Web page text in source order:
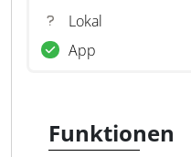
Lokal
App
Funktionen